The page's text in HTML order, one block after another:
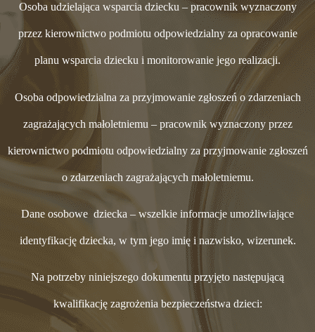
Osoba udzielająca wsparcia dziecku – pracownik wyznaczony
przez kierownictwo podmiotu odpowiedzialny za opracowanie
planu wsparcia dziecku i monitorowanie jego realizacji.
Osoba odpowiedzialna za przyjmowanie zgłoszeń o zdarzeniach
zagrażających małoletniemu – pracownik wyznaczony przez
kierownictwo podmiotu odpowiedzialny za przyjmowanie zgłoszeń
o zdarzeniach zagrażających małoletniemu.
Dane osobowe dziecka – wszelkie informacje umożliwiające
identyfikację dziecka, w tym jego imię i nazwisko, wizerunek.
Na potrzeby niniejszego dokumentu przyjęto następującą
kwalifikację zagrożenia bezpieczeństwa dzieci: